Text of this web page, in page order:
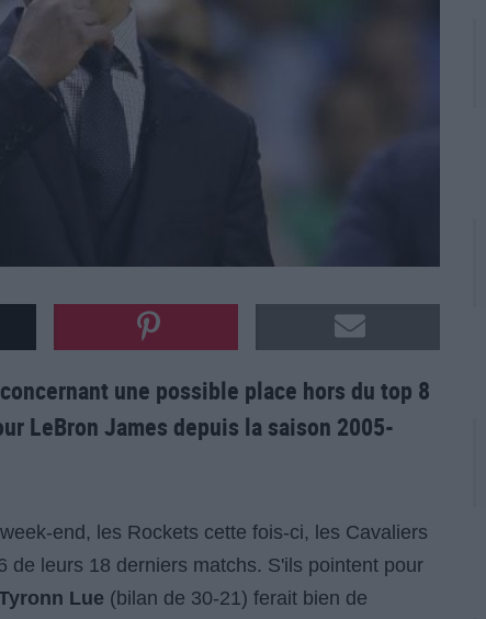
une possible place hors du top 8
LeBron James depuis la saison 2005-
end, les Rockets cette fois-ci, les Cavaliers
de leurs 18 derniers matchs. S'ils pointent pour
Lue (bilan de 30-21) ferait bien de